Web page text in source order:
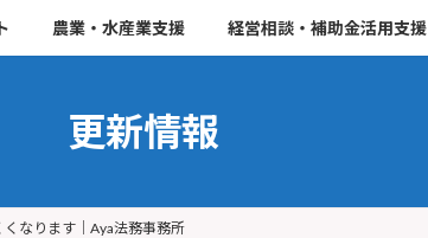
農業・水産業支援 経営相談・補助金活用支援
更新情報
くなります｜Aya法務事務所